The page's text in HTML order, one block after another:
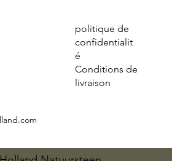
politique de
confidentialit
é
Conditions de
livraison